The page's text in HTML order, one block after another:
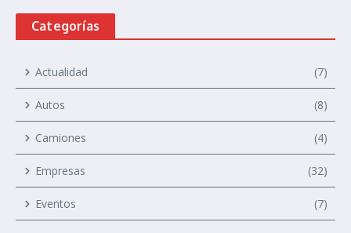
Categorías
Actualidad (7)
Autos (8)
Camiones (4)
Empresas (32)
Eventos (7)